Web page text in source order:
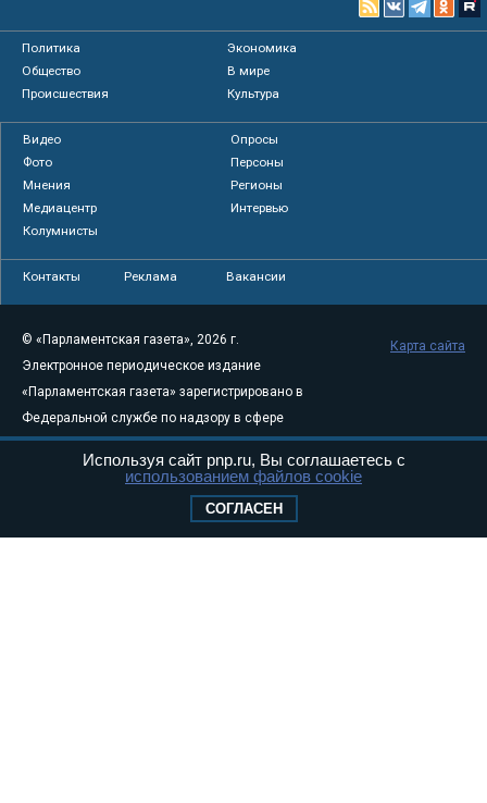
Политика
Экономика
Общество
В мире
Происшествия
Культура
Видео
Опросы
Фото
Персоны
Мнения
Регионы
Медиацентр
Интервью
Колумнисты
Контакты Реклама Вакансии
© «Парламентская газета», 2026 г.
Электронное периодическое издание
«Парламентская газета» зарегистрировано в
Федеральной службе по надзору в сфере
связи, информационных технологий и
массовых коммуникаций (Роскомнадзор) 05
Свидетельство о регистрации Эл № ФС77-
Карта сайта
Используя сайт pnp.ru, Вы соглашаетесь с
использованием файлов cookie
СОГЛАСЕН